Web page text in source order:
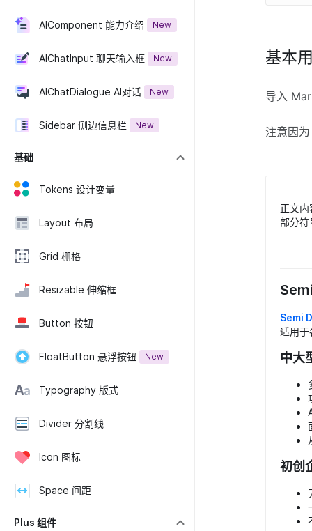
AIComponent 能力介绍 New
AIChatInput 聊天输入框 New
AIChatDialogue AI对话 New
Sidebar 侧边信息栏 New
基础
Tokens 设计变量
Layout 布局
Grid 栅格
Resizable 伸缩框
Button 按钮
FloatButton 悬浮按钮 New
Typography 版式
Divider 分割线
Icon 图标
Space 间距
Plus 组件
基本
导入
注意因
正文
部分
Semi
适用于
中大
初创